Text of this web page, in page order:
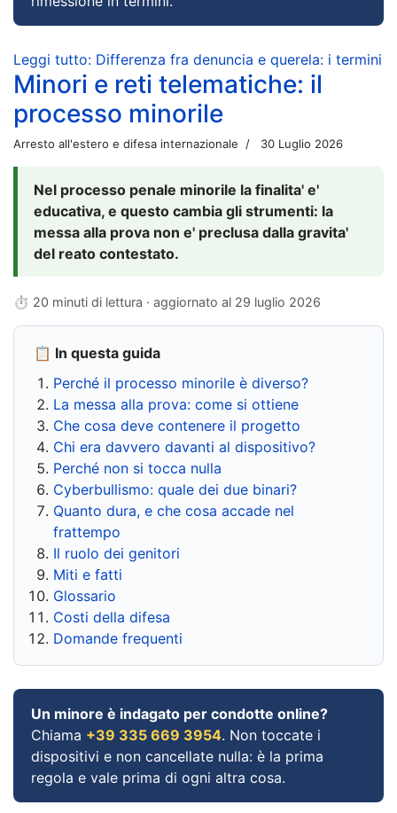
Leggi tutto: Differenza fra denuncia e querela: i termini
Minori e reti telematiche: il
processo minorile
Arresto all'estero e difesa internazionale 30 Luglio 2026
Nel processo penale minorile la finalita' e'
educativa, e questo cambia gli strumenti: la
messa alla prova non e' preclusa dalla gravita'
del reato contestato.
⏱ 20 minuti di lettura · aggiornato al 29 luglio 2026
📋 In questa guida
Perché il processo minorile è diverso?
La messa alla prova: come si ottiene
Che cosa deve contenere il progetto
Chi era davvero davanti al dispositivo?
Perché non si tocca nulla
Cyberbullismo: quale dei due binari?
Quanto dura, e che cosa accade nel
frattempo
Il ruolo dei genitori
Miti e fatti
Glossario
Costi della difesa
Domande frequenti
Un minore è indagato per condotte online?
Chiama +39 335 669 3954. Non toccate i
dispositivi e non cancellate nulla: è la prima
regola e vale prima di ogni altra cosa.